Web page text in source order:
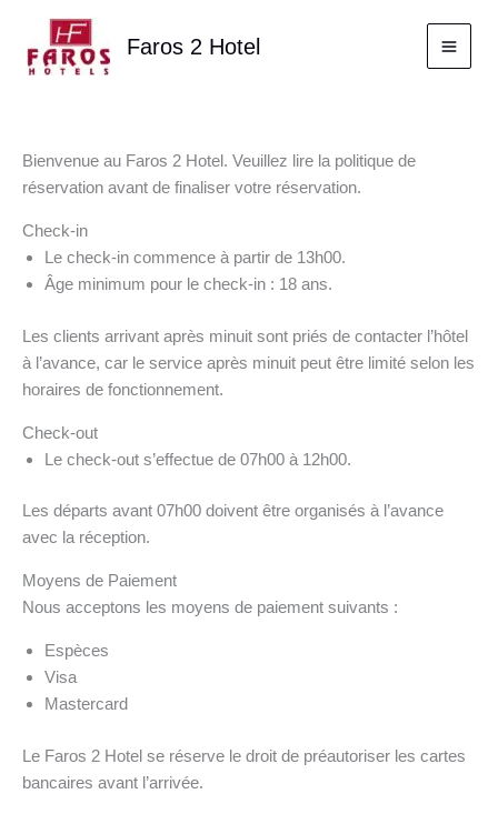
contenu
Faros 2 Hotel
Bienvenue au Faros 2 Hotel. Veuillez lire la politique de
réservation avant de finaliser votre réservation.
Check-in
Le check-in commence à partir de 13h00.
Âge minimum pour le check-in : 18 ans.
Les clients arrivant après minuit sont priés de contacter l’hôtel
à l’avance, car le service après minuit peut être limité selon les
horaires de fonctionnement.
Check-out
Le check-out s’effectue de 07h00 à 12h00.
Les départs avant 07h00 doivent être organisés à l’avance
avec la réception.
Moyens de Paiement
Nous acceptons les moyens de paiement suivants :
Espèces
Visa
Mastercard
Le Faros 2 Hotel se réserve le droit de préautoriser les cartes
bancaires avant l’arrivée.